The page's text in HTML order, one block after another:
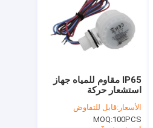
IP65 مقاوم للمياه جهاز
استشعار حركة
OFF لضربة LED
الأسعار:قابل للتفاوض
MOQ:100PCS